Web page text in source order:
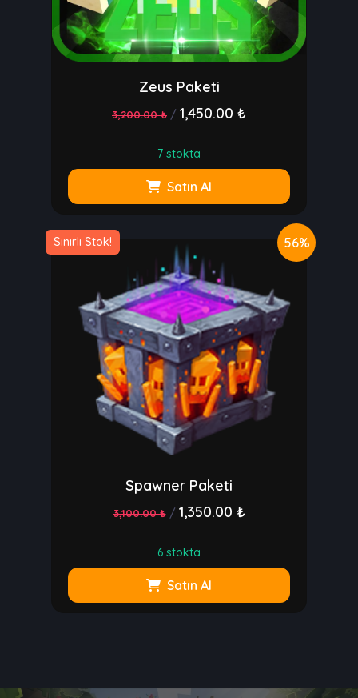
Zeus Paketi
3,200.00 ₺ / 1,450.00 ₺
7 stokta
Satın Al
Sınırlı Stok! 56%
Spawner Paketi
3,100.00 ₺ / 1,350.00 ₺
6 stokta
Satın Al